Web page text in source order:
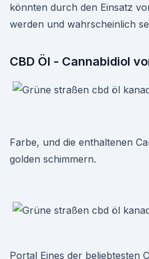
könnten durch den Einsatz
werden und wahrscheinlich
CBD Öl - Cannabidiol
Farbe, und die enthaltenen
golden schimmern.
Portal Eines der beliebtesten